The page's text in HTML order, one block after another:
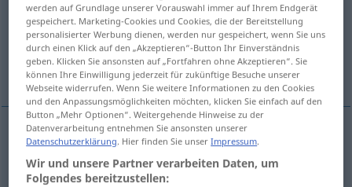
Übersicht aller Übersetzungen
(Für mehr Details die Übersetzung anklicken/antippen)
izolace
izolacefa. Isolierung
werden auf Grundlage unserer Vorauswahl immer auf Ihrem Endgerät
gespeichert. Marketing-Cookies und Cookies, die der Bereitstellung
personalisierter Werbung dienen, werden nur gespeichert, wenn Sie uns
durch einen Klick auf den „Akzeptieren“-Button Ihr Einverständnis
geben. Klicken Sie ansonsten auf „Fortfahren ohne Akzeptieren“. Sie
können Ihre Einwilligung jederzeit für zukünftige Besuche unserer
Webseite widerrufen. Wenn Sie weitere Informationen zu den Cookies
und den Anpassungsmöglichkeiten möchten, klicken Sie einfach auf den
Button „Mehr Optionen“. Weitergehende Hinweise zu der
Datenverarbeitung entnehmen Sie ansonsten unserer
Datenschutzerklärung. Hier finden Sie unserImpressum.
Wir und unsere Partner verarbeiten Daten, um
Folgendes bereitzustellen: